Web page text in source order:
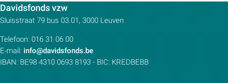
Davidsfonds vzwContactpersoon:
Adres:
Sluisstraat 79 bus 03.01, 3000 Leuven
Telefoon: 016 31 06 00
E-mail: info@davidsfonds.be
IBAN: BE98 4310 0693 8193 - BIC: KREDBEBB